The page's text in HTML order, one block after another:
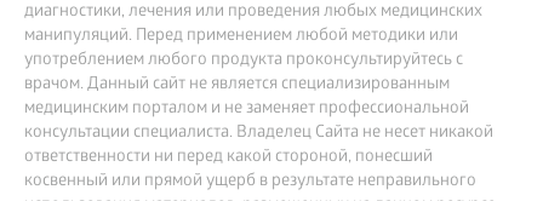
диагностики, лечения или проведения любых медицинских
манипуляций. Перед применением любой методики или
употреблением любого продукта проконсультируйтесь с
врачом. Данный сайт не является специализированным
медицинским порталом и не заменяет профессиональной
консультации специалиста. Владелец Сайта не несет никакой
ответственности ни перед какой стороной, понесший
косвенный или прямой ущерб в результате неправильного